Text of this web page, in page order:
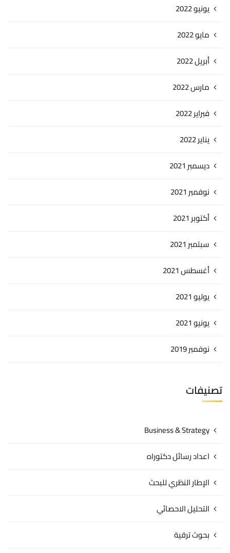
يونيو 2022
مايو 2022
أبريل 2022
مارس 2022
فبراير 2022
يناير 2022
ديسمبر 2021
نوفمبر 2021
أكتوبر 2021
سبتمبر 2021
أغسطس 2021
يوليو 2021
يونيو 2021
نوفمبر 2019
تصنيفات
Business & Strategy
اعداد رسائل دكتوراه
الإطار النظري للبحث
التحليل الاحصائي
بحوث ترقية